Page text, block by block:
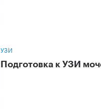
УЗИ
Подготовка к УЗИ